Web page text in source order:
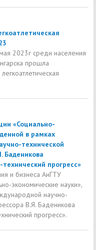
2023г среди населения
прошла
«Социально-
в рамках
технической
Баденикова
прогресс»
и бизнеса АнГТУ
экономические науки»,
научно-
В.Я. Баденикова
прогресс».